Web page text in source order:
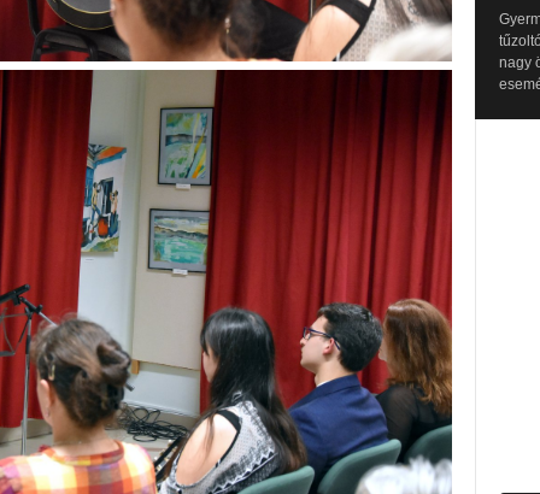
nagy